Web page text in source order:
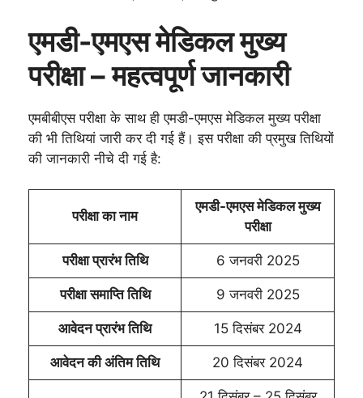
एमडी-एमएस मेडिकल मुख्य
परीक्षा – महत्वपूर्ण जानकारी
एमबीबीएस परीक्षा के साथ ही एमडी-एमएस मेडिकल मुख्य परीक्षा
की भी तिथियां जारी कर दी गई हैं। इस परीक्षा की प्रमुख तिथियों
की जानकारी नीचे दी गई है:
परीक्षा का नाम
एमडी-एमएस मेडिकल मुख्य
परीक्षा
परीक्षा प्रारंभ तिथि 6 जनवरी 2025
परीक्षा समाप्ति तिथि 9 जनवरी 2025
आवेदन प्रारंभ तिथि 15 दिसंबर 2024
आवेदन की अंतिम तिथि 20 दिसंबर 2024